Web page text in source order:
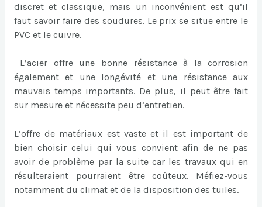
discret et classique, mais un inconvénient est qu’il
faut savoir faire des soudures. Le prix se situe entre le
PVC et le cuivre.
L’acier offre une bonne résistance à la corrosion
également et une longévité et une résistance aux
mauvais temps importants. De plus, il peut être fait
sur mesure et nécessite peu d’entretien.
L’offre de matériaux est vaste et il est important de
bien choisir celui qui vous convient afin de ne pas
avoir de problème par la suite car les travaux qui en
résulteraient pourraient être coûteux. Méfiez-vous
notamment du climat et de la disposition des tuiles.